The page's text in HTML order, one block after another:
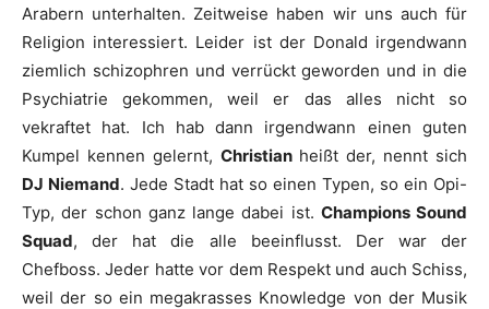
Arabern unterhalten. Zeitweise haben wir uns auch für
Religion interessiert. Leider ist der Donald irgendwann
ziemlich schizophren und verrückt geworden und in die
Psychiatrie gekommen, weil er das alles nicht so
vekraftet hat. Ich hab dann irgendwann einen guten
Kumpel kennen gelernt, Christianheißt der, nennt sich
DJ Niemand. Jede Stadt hat so einen Typen, so ein Opi-
Typ, der schon ganz lange dabei ist. Champions Sound
Squad, der hat die alle beeinflusst. Der war der
Chefboss. Jeder hatte vor dem Respekt und auch Schiss,
weil der so ein megakrasses Knowledge von der Musik